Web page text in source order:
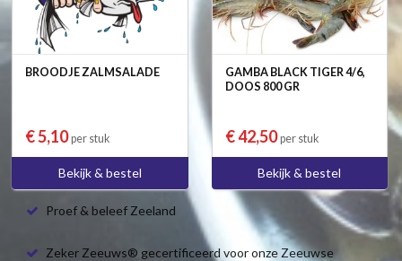
BROODJE ZALMSALADE
€ 5,10per stuk
Bekijk & bestel
GAMBA BLACK TIGER 4/6,
DOOS 800 GR
€ 42,50per stuk
Bekijk & bestel
Proef & beleef Zeeland
Zeker Zeeuws® gecertificeerd voor onze Zeeuwse